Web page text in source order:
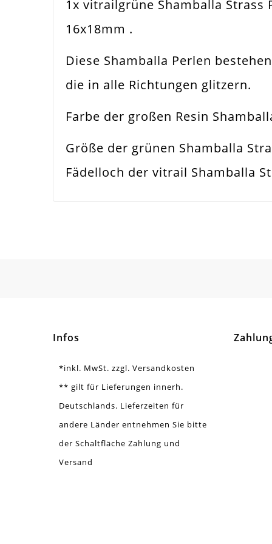
Farbe
Fädelloch /
Innendurchmesser
1x vitrailgrüne Shamballa
16x18mm .
Diese Shamballa Perlen
die in alle Richtungen glitzern.
Farbe der großen Resin
Größe der grünen Shamballa
Fädelloch der vitrail Shamballa
Infos
*inkl. MwSt. zzgl. Versandkosten
** gilt für Lieferungen innerh.
Deutschlands. Lieferzeiten für
andere Länder entnehmen Sie bitte
der Schaltfläche Zahlung und
Versand